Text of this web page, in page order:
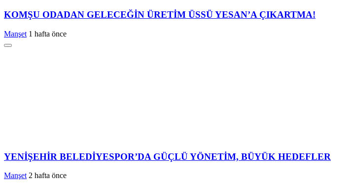
KOMŞU ODADAN GELECEĞİN ÜRETİM ÜSSÜ YESAN’A ÇIKARTMA!
Manşet 1 hafta önce
YENİŞEHİR BELEDİYESPOR’DA GÜÇLÜ YÖNETİM, BÜYÜK HEDEFLER
Manşet 2 hafta önce